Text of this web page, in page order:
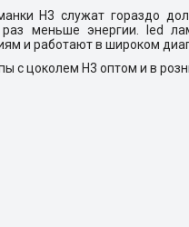
H3 служат гораздо
раз меньше энергии. led
и работают в широком
с цоколем H3 оптом и в